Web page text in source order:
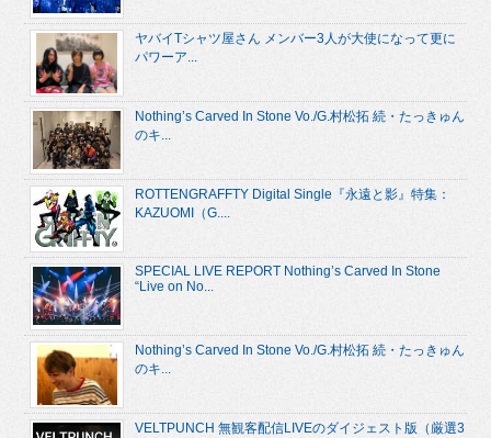
ヤバイTシャツ屋さん メンバー3人が大使になって更に
パワーア...
Nothing’s Carved In Stone Vo./G.村松拓 続・たっきゅん
のキ...
ROTTENGRAFFTY Digital Single『永遠と影』特集：
KAZUOMI（G....
SPECIAL LIVE REPORT Nothing’s Carved In Stone
“Live on No...
Nothing’s Carved In Stone Vo./G.村松拓 続・たっきゅん
のキ...
VELTPUNCH 無観客配信LIVEのダイジェスト版（厳選3